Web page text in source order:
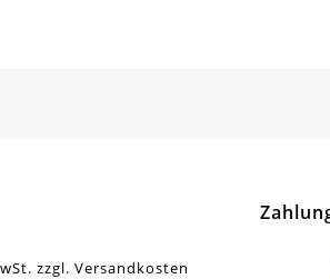
17
zzgl. Versandkosten